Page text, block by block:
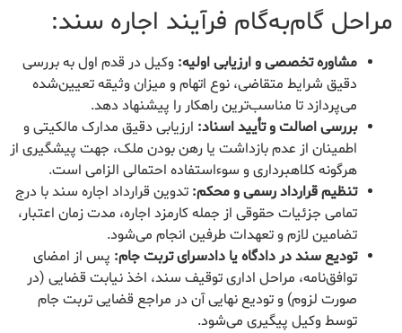
مراحل گام‌به‌گام فرآیند اجاره سند:
مشاوره تخصصی و ارزیابی اولیه: وکیل در قدم اول به بررسی
دقیق شرایط متقاضی، نوع اتهام و میزان وثیقه تعیین‌شده
می‌پردازد تا مناسب‌ترین راهکار را پیشنهاد دهد.
بررسی اصالت و تأیید اسناد: ارزیابی دقیق مدارک مالکیتی و
اطمینان از عدم بازداشت یا رهن بودن ملک، جهت پیشگیری از
هرگونه کلاهبرداری و سوءاستفاده احتمالی الزامی است.
تنظیم قرارداد رسمی و محکم: تدوین قرارداد اجاره سند با درج
تمامی جزئیات حقوقی از جمله کارمزد اجاره، مدت زمان اعتبار،
تضامین لازم و تعهدات طرفین انجام می‌شود.
تودیع سند در دادگاه یا دادسرای تربت جام: پس از امضای
توافق‌نامه، مراحل اداری توقیف سند، اخذ نیابت قضایی (در
صورت لزوم) و تودیع نهایی آن در مراجع قضایی تربت جام
توسط وکیل پیگیری می‌شود.